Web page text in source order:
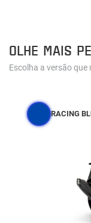
OLHE MAIS
Escolha a versão
RACING